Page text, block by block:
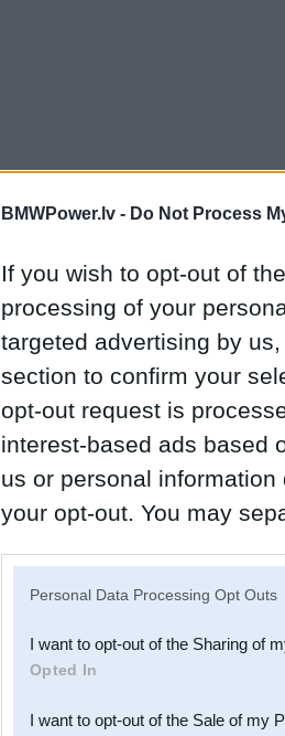
BMWPower.lv - Do Not Process
If you wish to opt-out of
processing of your
targeted advertising by
section to confirm your
opt-out request is
interest-based ads based
us or personal
your opt-out. You may
Downstream Participants
third parties.
Personal Data Processing Opt Outs
I want to opt-out of the Sharing of
Opted In
I want to opt-out of the Sale of my